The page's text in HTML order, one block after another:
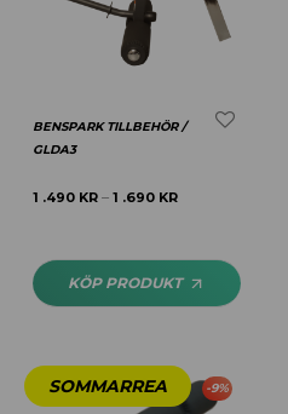
BENSPARK TILLBEHÖR /
GLDA3
1 .490 KR – 1 .690 KR
KÖP PRODUKT
-9%